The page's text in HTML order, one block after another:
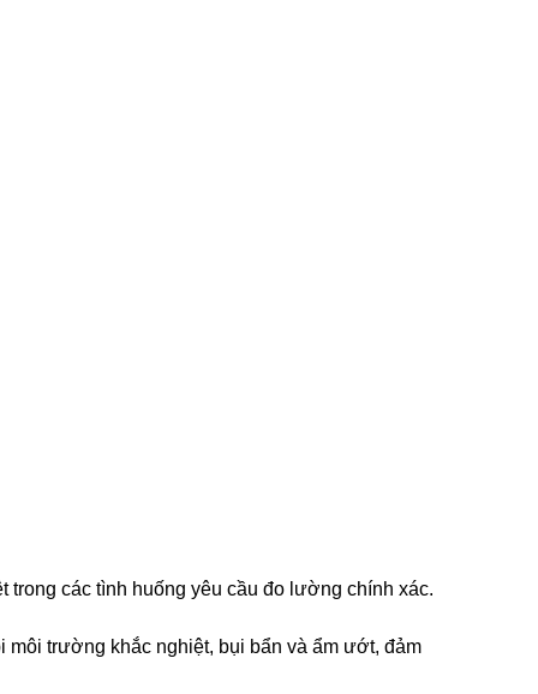
các tình huống yêu cầu đo lường chính xác.
trường khắc nghiệt, bụi bẩn và ẩm ướt, đảm